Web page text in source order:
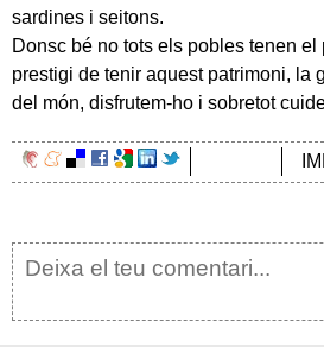
sardines i seitons.
Donsc bé no tots els pobles tenen el
prestigi de tenir aquest patrimoni, la
del món, disfrutem-ho i sobretot